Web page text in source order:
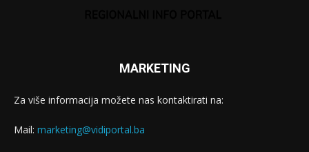
MARKETING
Za više informacija možete nas kontaktirati na:
Mail: marketing@vidiportal.ba